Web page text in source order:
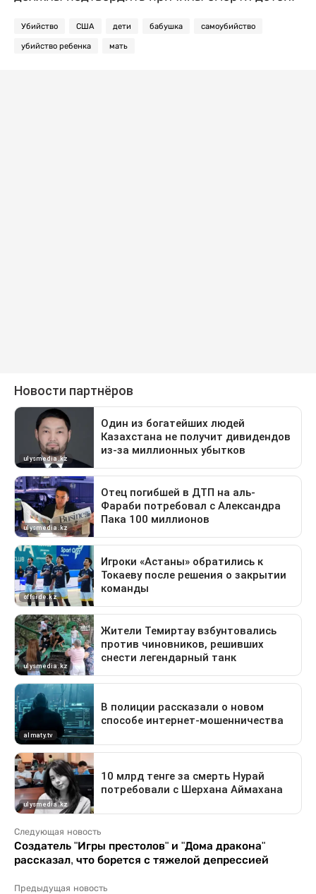
Убийство США дети бабушка самоубийство
убийство ребенка мать
Следующая новость
Создатель "Игры престолов" и "Дома дракона"
рассказал, что борется с тяжелой депрессией
Предыдущая новость